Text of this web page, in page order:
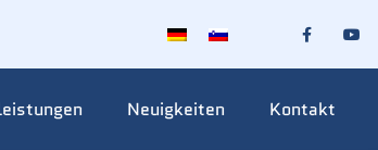
Neuigkeiten Kontakt